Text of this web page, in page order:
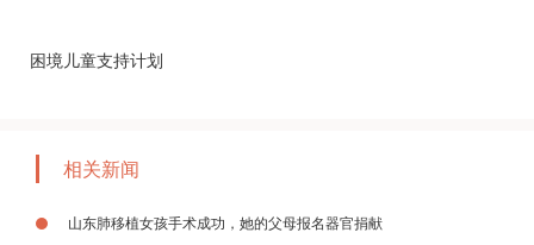
困境儿童支持计划
相关新闻
山东肺移植女孩手术成功，她的父母报名器官捐献